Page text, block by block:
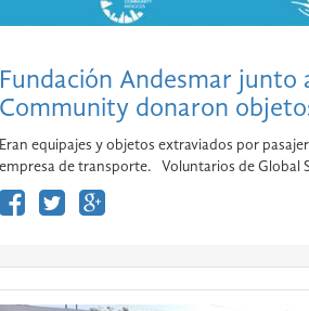
Fundación Andesmar junto
Community donaron
Eran equipajes y objetos extraviados por
empresa de transporte.